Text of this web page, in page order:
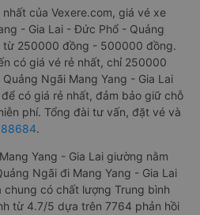
của Vexere.com, giá vé xe
- Gia Lai - Đức Phổ - Quảng
từ 250000 đồng - 500000 đồng.
có giá vé rẻ nhất, chỉ 250000
Ngãi Mang Yang - Gia Lai
để có giá rẻ nhất, đảm bảo giữ chỗ
phí. Tổng đài tư vấn, đặt vé và
.
Yang - Gia Lai giường nằm
Ngãi đi Mang Yang - Gia Lai
có chất lượng Trung bình
từ 4.7/5 dựa trên 7764 phản hồi